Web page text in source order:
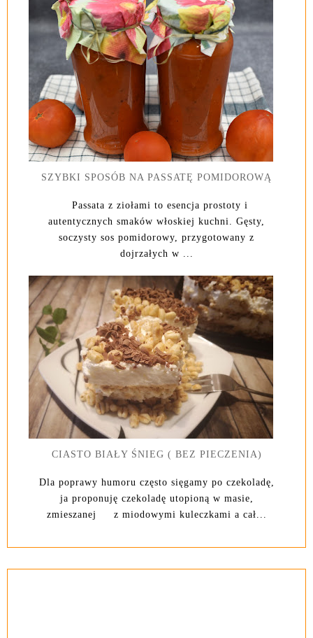
SZYBKI SPOSÓB NA PASSATĘ POMIDOROWĄ
Passata z ziołami to esencja prostoty i
autentycznych smaków włoskiej kuchni. Gęsty,
soczysty sos pomidorowy, przygotowany z
dojrzałych w ...
CIASTO BIAŁY ŚNIEG ( BEZ PIECZENIA)
Dla poprawy humoru często sięgamy po czekoladę,
ja proponuję czekoladę utopioną w masie,
zmieszanej z miodowymi kuleczkami a cał...